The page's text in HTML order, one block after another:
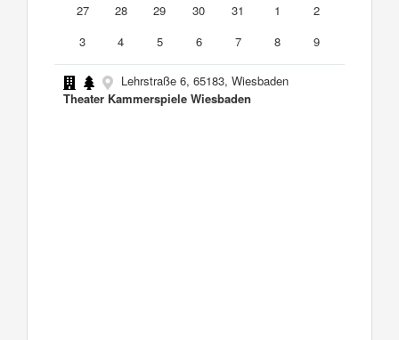
27
28 29 30 31 1
2
3
4 5 6 7 8 9
Lehrstraße 6, 65183, Wiesbaden
Theater Kammerspiele Wiesbaden